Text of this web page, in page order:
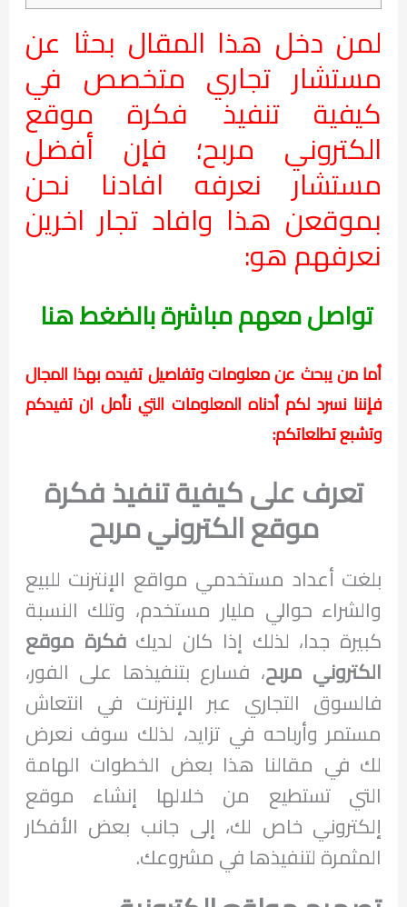
لمن دخل هذا المقال بحثا عن
مستشار تجاري متخصص في
كيفية تنفيذ فكرة موقع
الكتروني مربح؛ فإن أفضل
مستشار نعرفه افادنا نحن
بموقعن هذا وافاد تجار اخرين
نعرفهم هو:
تواصل معهم مباشرة بالضغط هنا
أما من يبحث عن معلومات وتفاصيل تفيده بهذا المجال
فإننا نسرد لكم أدناه المعلومات التي نأمل ان تفيدكم
وتشبع تطلعاتكم:
تعرف على كيفية تنفيذ فكرة
موقع الكتروني مربح
بلغت أعداد مستخدمي مواقع الإنترنت للبيع
والشراء حوالي مليار مستخدم، وتلك النسبة
كبيرة جدا، لذلك إذا كان لديكفكرة موقع
الكتروني مربح، فسارع بتنفيذها على الفور،
فالسوق التجاري عبر الإنترنت في انتعاش
مستمر وأرباحه في تزايد، لذلك سوف نعرض
لك في مقالنا هذا بعض الخطوات الهامة
التي تستطيع من خلالها إنشاء موقع
إلكتروني خاص لك، إلى جانب بعض الأفكار
المثمرة لتنفيذها في مشروعك.